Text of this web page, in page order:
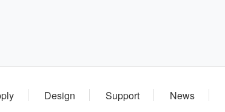
Design Support News